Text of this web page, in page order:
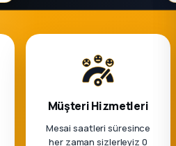
Müşteri Hizmetleri
Mesai saatleri süresince
her zaman sizlerleyiz 0